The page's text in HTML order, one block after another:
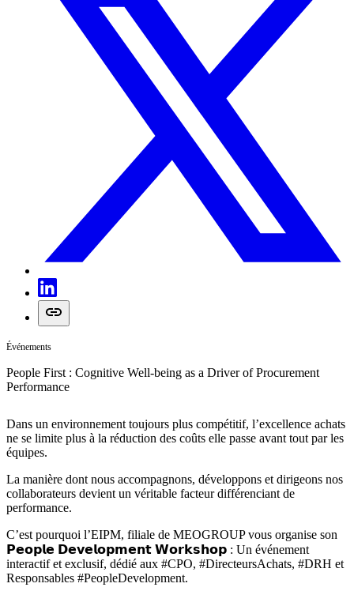
Événements
People First : Cognitive Well-being as a Driver of Procurement
Performance
Dans un environnement toujours plus compétitif, l’excellence achats
ne se limite plus à la réduction des coûts elle passe avant tout par les
équipes.
La manière dont nous accompagnons, développons et dirigeons nos
collaborateurs devient un véritable facteur différenciant de
performance.
C’est pourquoi l’EIPM, filiale de MEOGROUP vous organise son
𝗣𝗲𝗼𝗽𝗹𝗲 𝗗𝗲𝘃𝗲𝗹𝗼𝗽𝗺𝗲𝗻𝘁 𝗪𝗼𝗿𝗸𝘀𝗵𝗼𝗽 : Un événement
interactif et exclusif, dédié aux #CPO, #DirecteursAchats, #DRH et
Responsables #PeopleDevelopment.